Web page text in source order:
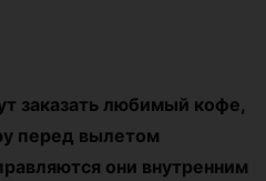
заказать любимый кофе,
перед вылетом
они внутренним